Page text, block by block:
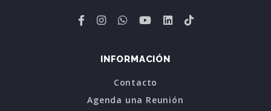
INFORMACIÓN
Contacto
Agenda una Reunión